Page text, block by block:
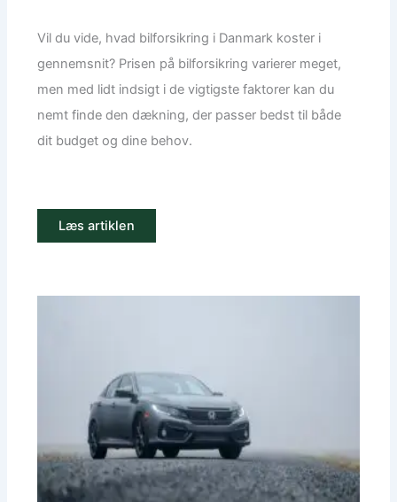
Vil du vide, hvad bilforsikring i Danmark koster i
gennemsnit? Prisen på bilforsikring varierer meget,
men med lidt indsigt i de vigtigste faktorer kan du
nemt finde den dækning, der passer bedst til både
dit budget og dine behov.
Læs artiklen